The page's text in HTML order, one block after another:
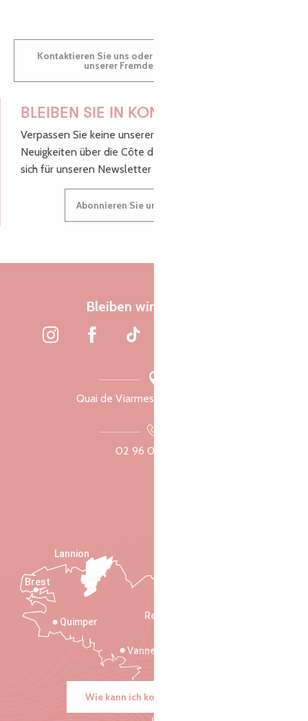
Kontaktieren Sie uns oder besuchen Sie uns in einem
unserer Fremdenverkehrsbüros.
BLEIBEN SIE IN KONTAKT!
Verpassen Sie keine unserer guten Tipps und
Neuigkeiten über die Côte de Granit Rose, melden Sie
sich für unseren Newsletter an.
Abonnieren Sie unseren Newsletter
Bleiben wir verbunden
Quai de Viarmes, 22300 Lannion
02 96 05 60 70
Rennes
Vannes
Quimper
Lannion
Brest
Wie kann ich kommen?